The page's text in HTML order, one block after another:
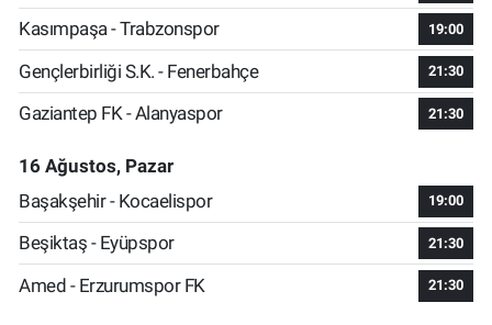
Kasımpaşa - Trabzonspor 19:00
Gençlerbirliği S.K. - Fenerbahçe 21:30
Gaziantep FK - Alanyaspor 21:30
16 Ağustos, Pazar
Başakşehir - Kocaelispor
19:00
Beşiktaş - Eyüpspor 21:30
Amed - Erzurumspor FK 21:30